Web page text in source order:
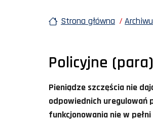
Strona główna
Policyjne
Pieniądze szczęścia nie
odpowiednich uregulowań
funkcjonowania nie w